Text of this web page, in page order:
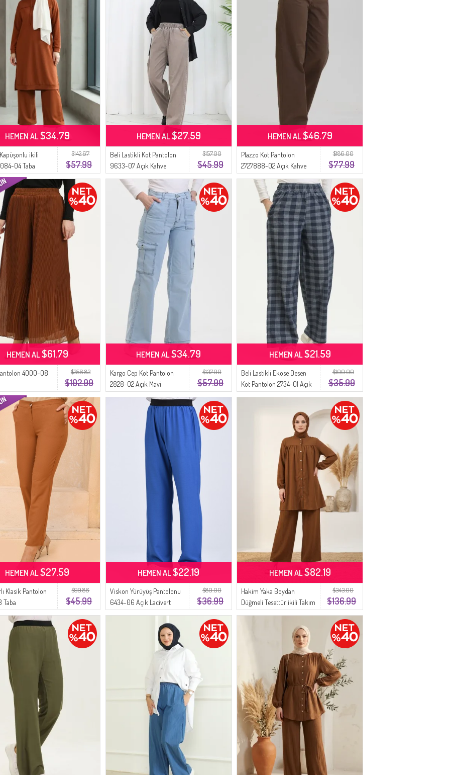
$142.67
$57.99
ikili
04 Taba
HEMEN AL$34.79
$157.00
$45.99
Beli Lastikli Kot Pantolon
9633-07 Açık Kahve
HEMEN AL$27.59
$186.00
$77.99
Plazzo Kot Pantolon
2727888-02 Açık Kahve
HEMEN AL$46.79
$256.83
$102.99
4000-08
HEMEN AL$61.79
$137.00
$57.99
Kargo Cep Kot Pantolon
2828-02 Açık Mavi
HEMEN AL$34.79
$100.00
$35.99
Beli Lastikli Ekose Desen
Kot Pantolon 2734-01 Açık
Lacivert
HEMEN AL$21.59
$99.86
$45.99
Klasik Pantolon
Taba
HEMEN AL$27.59
$80.00
$36.99
Viskon Yürüyüş Pantolonu
6434-06 Açık Lacivert
HEMEN AL$22.19
$343.00
$136.99
Hakim Yaka Boydan
Düğmeli Tesettür ikili Takım
2295-05 Taba
HEMEN AL$82.19